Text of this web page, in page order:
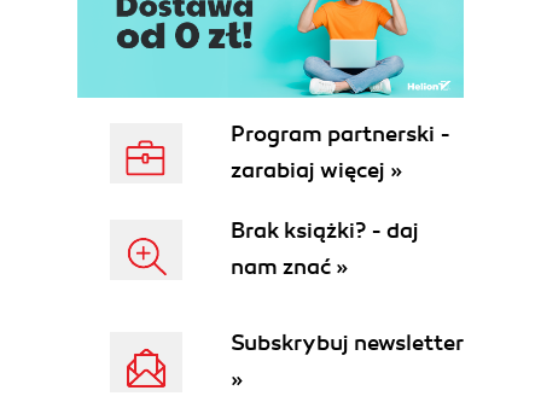
Program partnerski -
zarabiaj więcej »
Brak książki? - daj
nam znać »
Subskrybuj newsletter
»